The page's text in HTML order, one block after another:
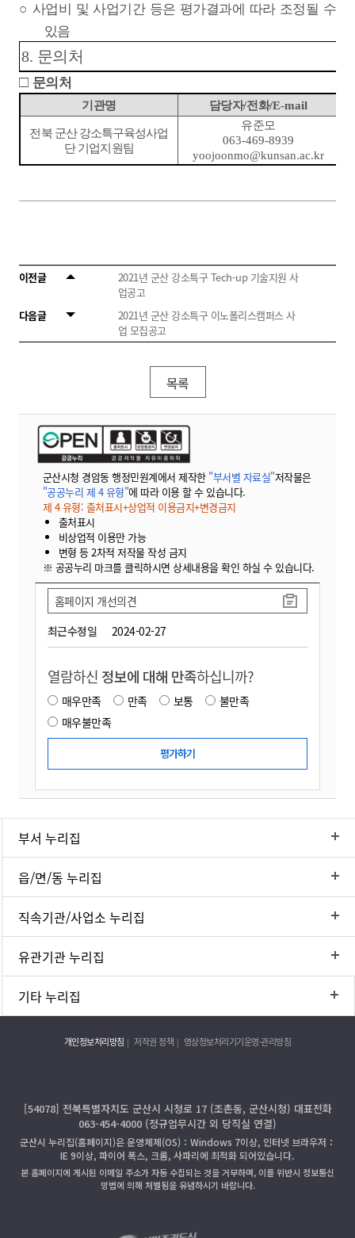
○ 사업비 및 사업기간 등은 평가결과에 따라 조정될 수
있음
8. 문의처
□ 문의처
기관명 담당자/전화/E-mail
전북 군산 강소특구육성사업
단 기업지원팀
유준모
063-469-8939
yoojoonmo@kunsan.ac.kr
이전글
2021년 군산 강소특구 Tech-up 기술지원 사
업공고
다음글
2021년 군산 강소특구 이노폴리스캠퍼스 사
업 모집공고
목록
군산시청 경암동 행정민원계에서 제작한 "부서별 자료실"저작물은
"공공누리 제 4 유형"에 따라 이용 할 수 있습니다.
제 4 유형: 출처표시+상업적 이용금지+변경금지
출처표시
비상업적 이용만 가능
변형 등 2차적 저작물 작성 금지
※ 공공누리 마크를 클릭하시면 상세내용을 확인 하실 수 있습니다.
최근수정일 2024-02-27
홈페이지 개선의견
열람하신 정보에 대해 만족하십니까?
매우만족 만족 보통
불만족
매우불만족
부서 누리집
읍/면/동 누리집
직속기관/사업소 누리집
유관기관 누리집
기타 누리집
개인정보처리방침 저작권 정책 영상정보처리기기운영·관리방침
[54078] 전북특별자치도 군산시 시청로 17 (조촌동, 군산시청) 대표전화
063-454-4000 (정규업무시간 외 당직실 연결)
군산시 누리집(홈페이지)은 운영체제(OS)：Windows 7이상, 인터넷 브라우저：
IE 9이상, 파이어 폭스, 크롬, 사파리에 최적화 되어있습니다.
본 홈페이지에 게시된 이메일 주소가 자동 수집되는 것을 거부하며, 이를 위반시 정보통신
망법에 의해 처벌됨을 유념하시기 바랍니다.